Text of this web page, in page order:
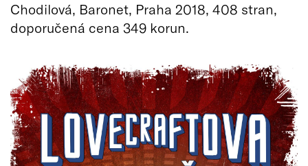
Chodilová, Baronet, Praha 2018, 408 stran,
doporučená cena 349 korun.